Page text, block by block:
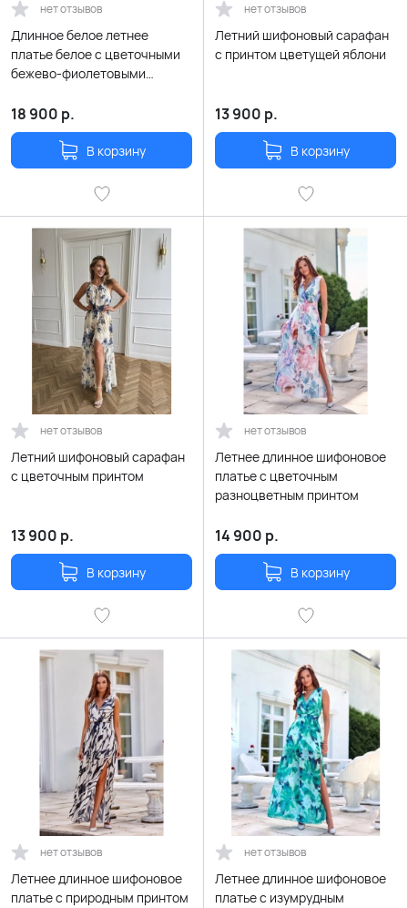
нет отзывов
Длинное белое летнее
платье белое с цветочными
бежево-фиолетовыми
18 900 р.
В корзину
нет отзывов
Летний шифоновый сарафан
с принтом цветущей яблони
13 900 р.
В корзину
нет отзывов
Летний шифоновый сарафан
с цветочным принтом
13 900 р.
В корзину
нет отзывов
Летнее длинное шифоновое
платье с цветочным
разноцветным принтом
14 900 р.
В корзину
нет отзывов
Летнее длинное шифоновое
платье с природным принтом
нет отзывов
Летнее длинное шифоновое
платье с изумрудным